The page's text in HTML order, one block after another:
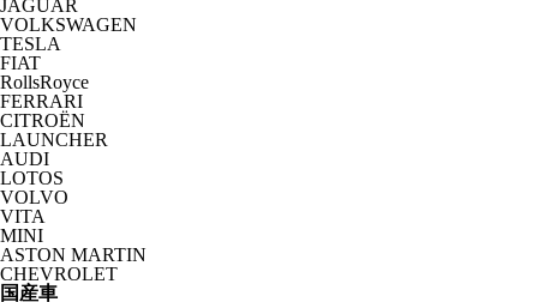
JAGUAR
VOLKSWAGEN
TESLA
FIAT
RollsRoyce
FERRARI
CITROËN
LAUNCHER
AUDI
LOTOS
VOLVO
VITA
MINI
ASTON MARTIN
CHEVROLET
国産車